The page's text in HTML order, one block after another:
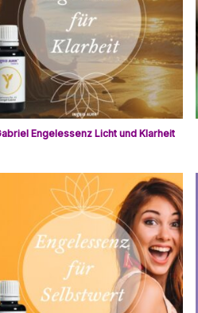
Engelessenz Licht und Klarheit